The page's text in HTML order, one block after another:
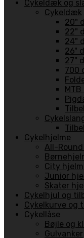
Cykeldæk og
Cykeldæk
20"
22"
24"
26"
27"
700
Cykelhjelme
All-
City
Junior
Skater
Cykelhjul og
Cykelkurve og
Cykellåse
Bøjle og
Gulvanker